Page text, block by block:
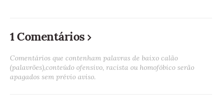
1 Comentários
Comentários que contenham palavras de baixo calão
(palavrões),conteúdo ofensivo, racista ou homofóbico serão
apagados sem prévio aviso.